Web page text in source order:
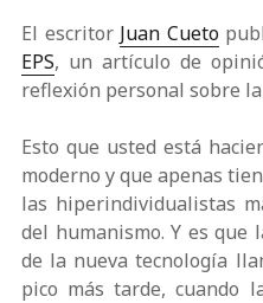
El escritor Juan Cueto
EPS, un artículo de
reflexión personal sobre
Esto que usted está
moderno y que apenas
las hiperindividualistas
del humanismo. Y es
de la nueva tecnología
pico más tarde, cuando